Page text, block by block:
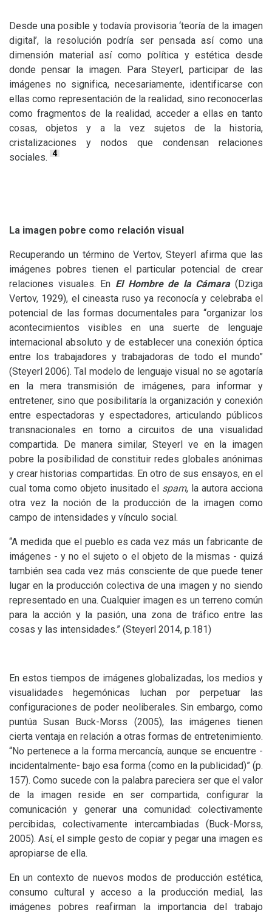
Desde una posible y todavía provisoria ‘teoría de la imagen
digital’, la resolución podría ser pensada así como una
dimensión material así como política y estética desde
donde pensar la imagen. Para Steyerl, participar de las
imágenes no significa, necesariamente, identificarse con
ellas como representación de la realidad, sino reconocerlas
como fragmentos de la realidad, acceder a ellas en tanto
cosas, objetos y a la vez sujetos de la historia,
cristalizaciones y nodos que condensan relaciones
sociales. 4
La imagen pobre como relación visual
Recuperando un término de Vertov, Steyerl afirma que las
imágenes pobres tienen el particular potencial de crear
relaciones visuales. En El Hombre de la Cámara (Dziga
Vertov, 1929), el cineasta ruso ya reconocía y celebraba el
potencial de las formas documentales para “organizar los
acontecimientos visibles en una suerte de lenguaje
internacional absoluto y de establecer una conexión óptica
entre los trabajadores y trabajadoras de todo el mundo”
(Steyerl 2006). Tal modelo de lenguaje visual no se agotaría
en la mera transmisión de imágenes, para informar y
entretener, sino que posibilitaría la organización y conexión
entre espectadoras y espectadores, articulando públicos
transnacionales en torno a circuitos de una visualidad
compartida. De manera similar, Steyerl ve en la imagen
pobre la posibilidad de constituir redes globales anónimas
y crear historias compartidas. En otro de sus ensayos, en el
cual toma como objeto inusitado el spam, la autora acciona
otra vez la noción de la producción de la imagen como
campo de intensidades y vínculo social.
“A medida que el pueblo es cada vez más un fabricante de
imágenes - y no el sujeto o el objeto de la mismas - quizá
también sea cada vez más consciente de que puede tener
lugar en la producción colectiva de una imagen y no siendo
representado en una. Cualquier imagen es un terreno común
para la acción y la pasión, una zona de tráfico entre las
cosas y las intensidades.” (Steyerl 2014, p.181)
En estos tiempos de imágenes globalizadas, los medios y
visualidades hegemónicas luchan por perpetuar las
configuraciones de poder neoliberales. Sin embargo, como
puntúa Susan Buck-Morss (2005), las imágenes tienen
cierta ventaja en relación a otras formas de entretenimiento.
“No pertenece a la forma mercancía, aunque se encuentre -
incidentalmente- bajo esa forma (como en la publicidad)” (p.
157). Como sucede con la palabra pareciera ser que el valor
de la imagen reside en ser compartida, configurar la
comunicación y generar una comunidad: colectivamente
percibidas, colectivamente intercambiadas (Buck-Morss,
2005). Así, el simple gesto de copiar y pegar una imagen es
apropiarse de ella.
En un contexto de nuevos modos de producción estética,
consumo cultural y acceso a la producción medial, las
imágenes pobres reafirman la importancia del trabajo